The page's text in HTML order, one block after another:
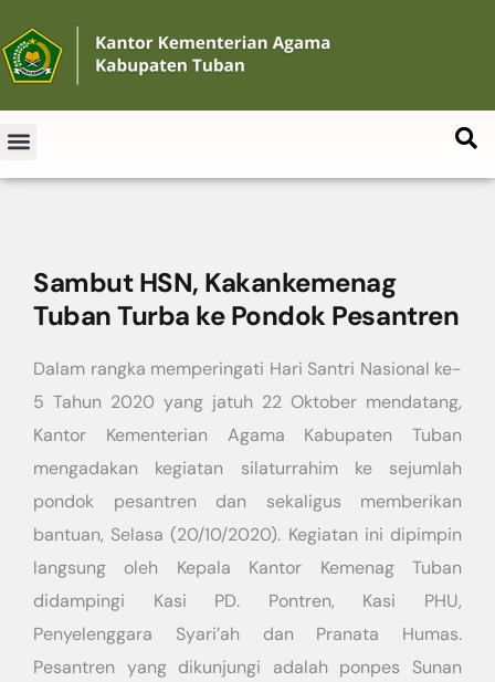
Sambut HSN, Kakankemenag
Tuban Turba ke Pondok Pesantren
Dalam rangka memperingati Hari Santri Nasional ke-
5 Tahun 2020 yang jatuh 22 Oktober mendatang,
Kantor Kementerian Agama Kabupaten Tuban
mengadakan kegiatan silaturrahim ke sejumlah
pondok pesantren dan sekaligus memberikan
bantuan, Selasa (20/10/2020). Kegiatan ini dipimpin
langsung oleh Kepala Kantor Kemenag Tuban
didampingi Kasi PD. Pontren, Kasi PHU,
Penyelenggara Syari’ah dan Pranata Humas.
Pesantren yang dikunjungi adalah ponpes Sunan